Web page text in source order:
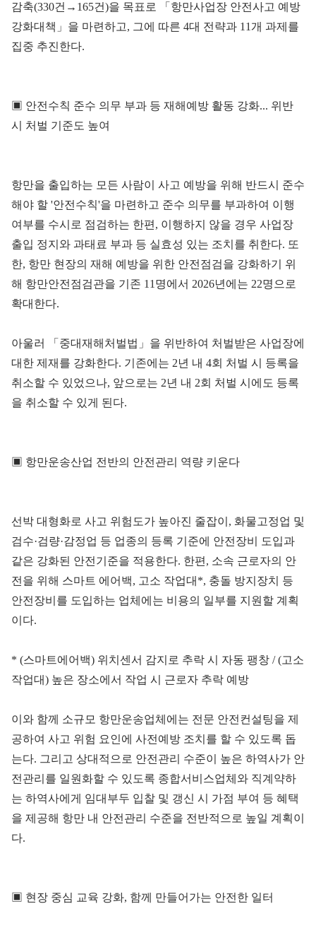
감축(330건→165건)을 목표로 「항만사업장 안전사고 예방
강화대책」을 마련하고, 그에 따른 4대 전략과 11개 과제를
집중 추진한다.
▣ 안전수칙 준수 의무 부과 등 재해예방 활동 강화... 위반
시 처벌 기준도 높여
항만을 출입하는 모든 사람이 사고 예방을 위해 반드시 준수
해야 할 '안전수칙'을 마련하고 준수 의무를 부과하여 이행
여부를 수시로 점검하는 한편, 이행하지 않을 경우 사업장
출입 정지와 과태료 부과 등 실효성 있는 조치를 취한다. 또
한, 항만 현장의 재해 예방을 위한 안전점검을 강화하기 위
해 항만안전점검관을 기존 11명에서 2026년에는 22명으로
확대한다.
아울러 「중대재해처벌법」을 위반하여 처벌받은 사업장에
대한 제재를 강화한다. 기존에는 2년 내 4회 처벌 시 등록을
취소할 수 있었으나, 앞으로는 2년 내 2회 처벌 시에도 등록
을 취소할 수 있게 된다.
▣ 항만운송산업 전반의 안전관리 역량 키운다
선박 대형화로 사고 위험도가 높아진 줄잡이, 화물고정업 및
검수·검량·감정업 등 업종의 등록 기준에 안전장비 도입과
같은 강화된 안전기준을 적용한다. 한편, 소속 근로자의 안
전을 위해 스마트 에어백, 고소 작업대*, 충돌 방지장치 등
안전장비를 도입하는 업체에는 비용의 일부를 지원할 계획
이다.
* (스마트에어백) 위치센서 감지로 추락 시 자동 팽창 / (고소
작업대) 높은 장소에서 작업 시 근로자 추락 예방
이와 함께 소규모 항만운송업체에는 전문 안전컨설팅을 제
공하여 사고 위험 요인에 사전예방 조치를 할 수 있도록 돕
는다. 그리고 상대적으로 안전관리 수준이 높은 하역사가 안
전관리를 일원화할 수 있도록 종합서비스업체와 직계약하
는 하역사에게 임대부두 입찰 및 갱신 시 가점 부여 등 혜택
을 제공해 항만 내 안전관리 수준을 전반적으로 높일 계획이
다.
▣ 현장 중심 교육 강화, 함께 만들어가는 안전한 일터